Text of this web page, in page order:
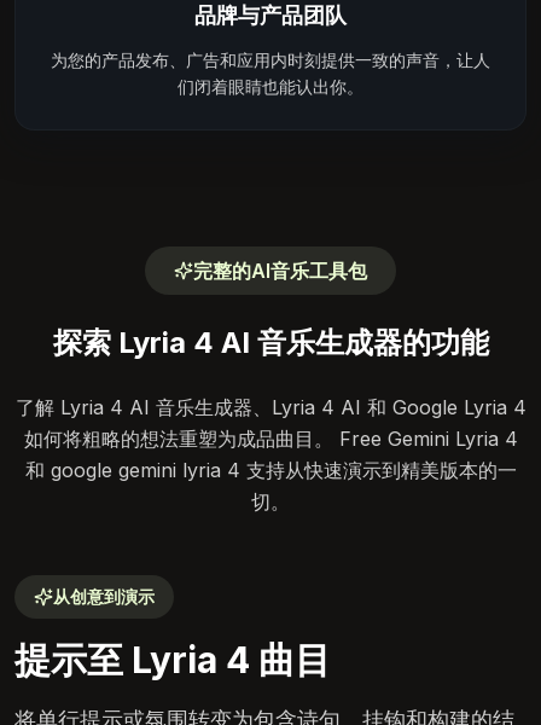
品牌与产品团队
为您的产品发布、广告和应用内时刻提供一致的声音，让人
们闭着眼睛也能认出你。
完整的AI音乐工具包
探索 Lyria 4 AI 音乐生成器的功能
了解 Lyria 4 AI 音乐生成器、Lyria 4 AI 和 Google Lyria 4
如何将粗略的想法重塑为成品曲目。 Free Gemini Lyria 4
和 google gemini lyria 4 支持从快速演示到精美版本的一
切。
从创意到演示
提示至 Lyria 4 曲目
将单行提示或氛围转变为包含诗句、挂钩和构建的结